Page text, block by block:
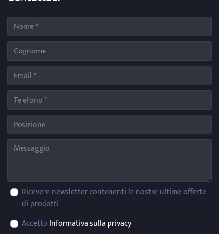
Ricevere newsletter contenenti le nostre ultime offerte
di prodotti
Accetto Informativa sulla privacy